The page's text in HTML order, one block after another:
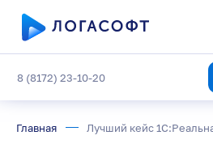
8 (8172) 23-10-20
Главная Лучший кейс